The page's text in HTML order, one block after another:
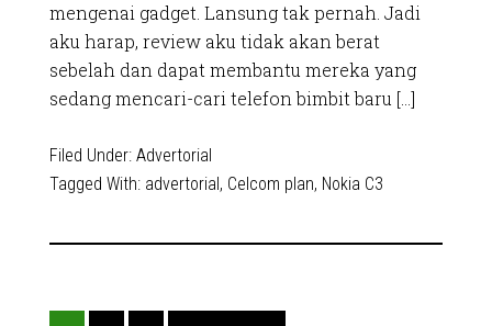
mengenai gadget. Lansung tak pernah. Jadi
aku harap, review aku tidak akan berat
sebelah dan dapat membantu mereka yang
sedang mencari-cari telefon bimbit baru […]
Filed Under: Advertorial
Tagged With: advertorial, Celcom plan, Nokia C3